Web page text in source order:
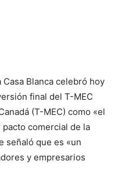
Casa Blanca celebró hoy
final del T-MEC
(T-MEC) como «el
comercial de la
señaló que es «un
y empresarios